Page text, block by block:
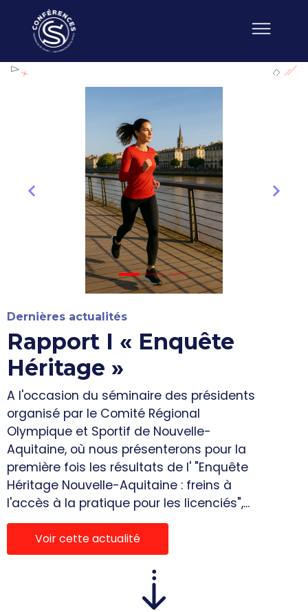
Dernières actualités
Rapport I « Enquête
Héritage »
A l'occasion du séminaire des présidents
organisé par le Comité Régional
Olympique et Sportif de Nouvelle-
Aquitaine, où nous présenterons pour la
première fois les résultats de l' "Enquête
Héritage Nouvelle-Aquitaine : freins à
l'accès à la pratique pour les licenciés",...
Voir cette actualité
Précédent